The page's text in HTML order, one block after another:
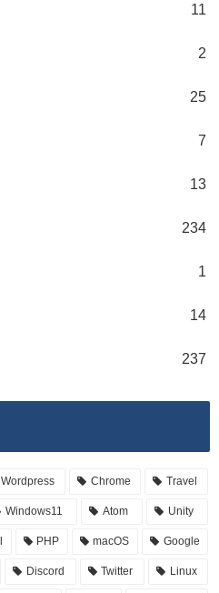
11
2
25
7
13
234
1
14
237
Wordpress Chrome Travel
Windows11 Atom Unity
PHP macOS Google
Discord Twitter Linux